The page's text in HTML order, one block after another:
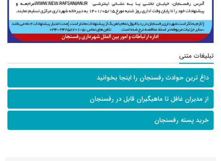
تبلیغات متنی
داغ ترین حوادث رفسنجان را اینجا بخوانید
از مدیران غافل تا ماهیگیران قابل در رفسنجان
خرید پسته رفسنجان